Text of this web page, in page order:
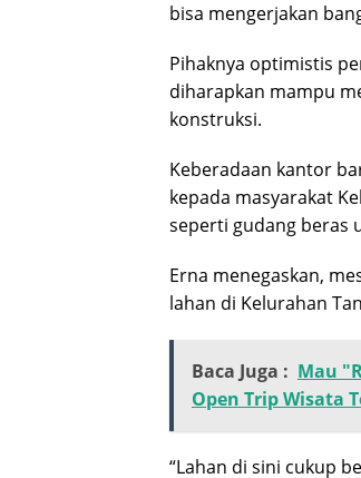
bisa mengerjakan
Pihaknya optimistis
diharapkan mampu
konstruksi.
Keberadaan kantor
kepada masyarakat
seperti gudang beras
Erna menegaskan,
lahan di Kelurahan
Baca Juga : Mau
Open Trip Wisata
“Lahan di sini cukup